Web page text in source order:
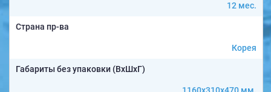
12 мес.
Страна пр-ва
Корея
Габариты без упаковки (ВxШxГ)